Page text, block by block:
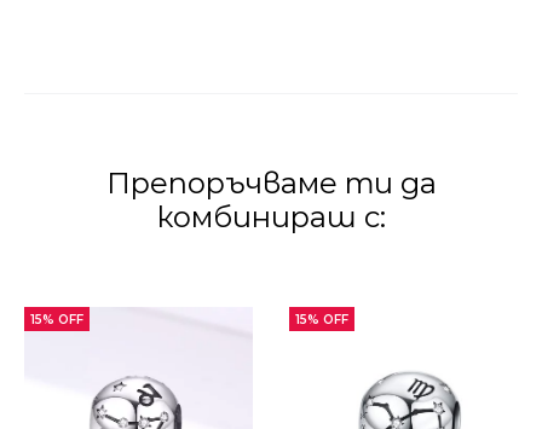
Препоръчваме ти да
комбинираш с:
15% OFF 15% OFF